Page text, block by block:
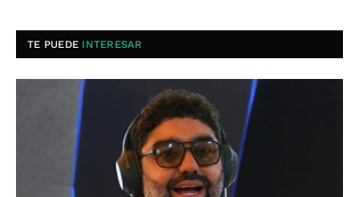
TE PUEDE INTERESAR